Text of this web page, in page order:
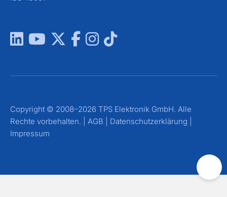
Copyright © 2008–2026 TPS Elektronik GmbH. Alle
Rechte vorbehalten. | AGB Datenschutzerklärung
Impressum